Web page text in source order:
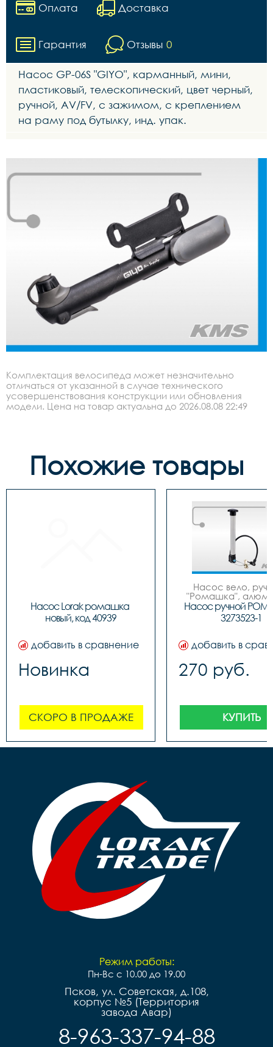
Оплата Доставка
Гарантия Отзывы 0
Насос GР-06S "GIYO", карманный, мини,
пластиковый, телескопический, цвет черный,
ручной, AV/FV, с зажимом, с креплением
на раму под бутылку, инд. упак.
Комплектация велосипеда может незначительно
отличаться от указанной в случае технического
усовершенствования конструкции или обновления
модели. Цена на товар актуальна до 2026.08.08 22:49
Похожие товары
Насос Lorak ромашка
новый, код 40939
добавить в сравнение
Новинка
СКОРО В ПРОДАЖЕ
Насос вело,
"Ромашка",
обратным
штоком, шланг
Насос ручной
3273523-1
добавить в
270 руб.
КУПИТЬ
Режим работы:
Пн-Вс с 10.00 до 19.00
Псков, ул. Советская, д.108,
корпус №5 (Территория
завода Авар)
8-963-337-94-88